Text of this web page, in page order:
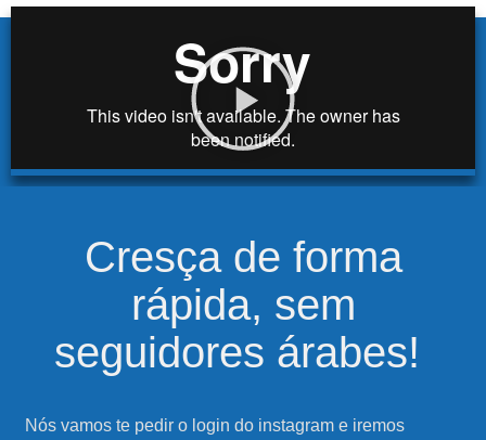
Cresça de forma
rápida, sem
seguidores árabes!
Nós vamos te pedir o login do instagram e iremos